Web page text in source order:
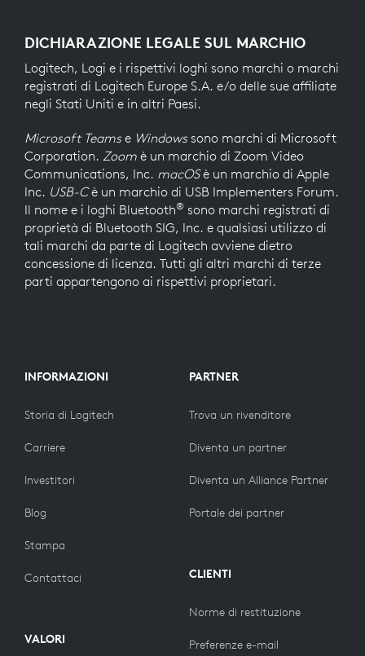
DICHIARAZIONE LEGALE SUL MARCHIO
Logitech, Logi e i rispettivi loghi sono marchi o marchi
registrati di Logitech Europe S.A. e/o delle sue affiliate
negli Stati Uniti e in altri Paesi.
Microsoft Teamse Windowssono marchi di Microsoft
Corporation. Zoom è un marchio di Zoom Video
Communications, Inc. macOSè un marchio di Apple
Inc. USB-Cè un marchio di USB Implementers Forum.
Il nome e i loghi Bluetooth® sono marchi registrati di
proprietà di Bluetooth SIG, Inc. e qualsiasi utilizzo di
tali marchi da parte di Logitech avviene dietro
concessione di licenza. Tutti gli altri marchi di terze
parti appartengono ai rispettivi proprietari.
INFORMAZIONI
Storia di Logitech
Carriere
Investitori
Blog
Stampa
Contattaci
VALORI
PARTNER
Trova un rivenditore
Diventa un partner
Diventa un Alliance Partner
Portale dei partner
CLIENTI
Norme di restituzione
Preferenze e-mail